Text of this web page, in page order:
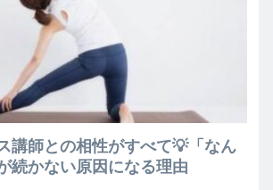
講師との相性がすべて💡「なん
続かない原因になる理由